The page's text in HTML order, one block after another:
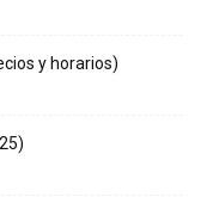
y horarios)